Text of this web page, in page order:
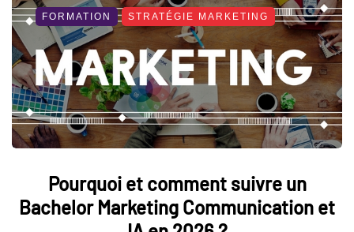
FORMATION STRATÉGIE MARKETING
Pourquoi et comment suivre un
Bachelor Marketing Communication et